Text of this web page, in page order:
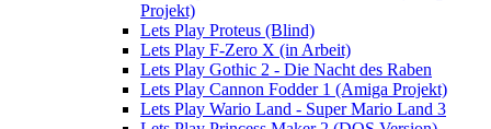
Projekt)
Lets Play Proteus (Blind)
Lets Play F-Zero X (in Arbeit)
Lets Play Gothic 2 - Die Nacht des Raben
Lets Play Cannon Fodder 1 (Amiga Projekt)
Lets Play Wario Land - Super Mario Land 3